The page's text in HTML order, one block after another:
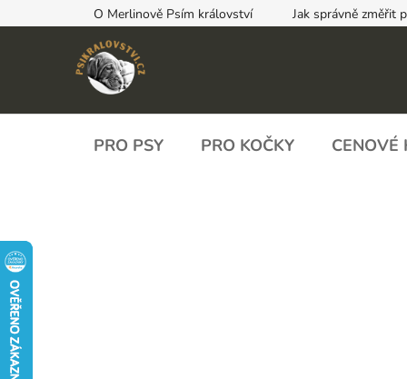
na
O Merlinově Psím království Jak správně změřit
PRO PSY PRO KOČKY CENOVÉ